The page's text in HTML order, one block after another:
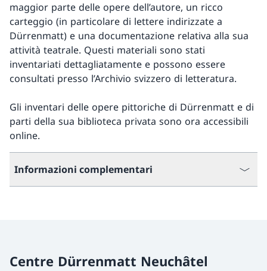
maggior parte delle opere dell’autore, un ricco
carteggio (in particolare di lettere indirizzate a
Dürrenmatt) e una documentazione relativa alla sua
attività teatrale. Questi materiali sono stati
inventariati dettagliatamente e possono essere
consultati presso l’Archivio svizzero di letteratura.
Gli inventari delle opere pittoriche di Dürrenmatt e di
parti della sua biblioteca privata sono ora accessibili
online.
Informazioni complementari
Centre Dürrenmatt Neuchâtel